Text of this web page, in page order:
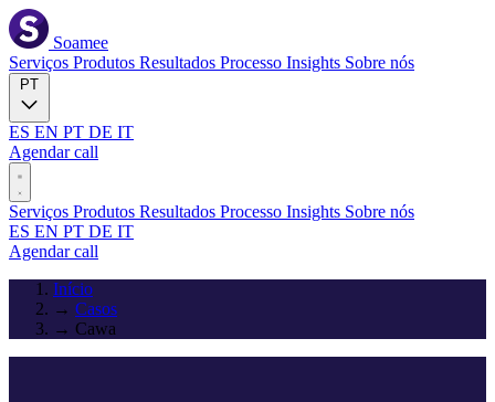
Soamee
Serviços Produtos Resultados Processo Insights Sobre nós
ES EN PT DE IT
Agendar call
Serviços Produtos Resultados Processo Insights Sobre nós
ES EN PT DE IT
Agendar call
Início
→ Casos
→ Cawa